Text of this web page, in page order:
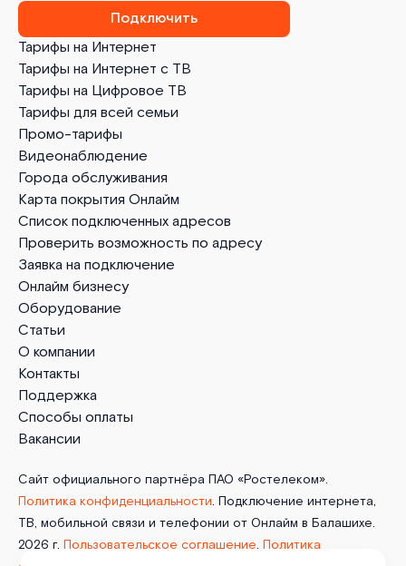
Тарифы на Интернет
Тарифы на Интернет с ТВ
Тарифы на Цифровое ТВ
Тарифы для всей семьи
Промо-тарифы
Видеонаблюдение
Города обслуживания
Карта покрытия Онлайм
Список подключенных адресов
Проверить возможность по адресу
Заявка на подключение
Онлайм бизнесу
Оборудование
Статьи
О компании
Контакты
Поддержка
Способы оплаты
Вакансии
Подключить
Сайт официального партнёра ПАО «Ростелеком».
Политика конфиденциальности. Подключение интернета,
ТВ, мобильной связи и телефонии от Онлайм в Балашихе.
2026 г. Пользовательское соглашение. Политика